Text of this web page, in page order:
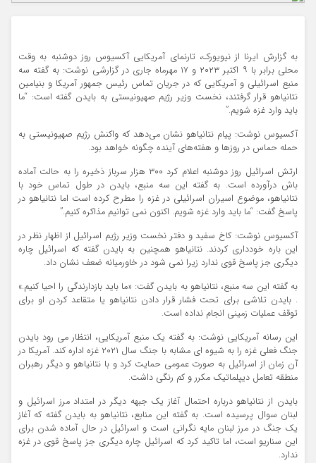
به گزارش ایرنا از نیویورک، تارنمای آمریکایی آکسیوس روز دوشنبه به وقت
محلی برابر با ۹ اکتبر ۲۰۲۳ و ۱۷ مهرماه جاری در گزارشی نوشت: به گفته سه
منبع اسرائیلی و آمریکایی که در جریان تماس رئیس جمهور آمریکا و بنیامین
نتانیاهو قرار گرفتند، نخست وزیر رژیم صهیونیستی به بایدن گفته است: “ما
باید وارد غزه شویم.”
آکسیوس نوشت: پیام نتانیاهو نشان می‌دهد که واکنش رژیم صهیونیستی به
حمله حماس در روزها و هفته‌های آینده چگونه خواهد بود.
ارتش اسرائیل روز دوشنبه اعلام کرد ۳۰۰ هزار سرباز ذخیره را به حالت آماده
باش درآورده است. به گفته این سه منبع، بایدن در طول تماس خود با
نتانیاهو، موضوع اسیران اسرائیلی در غزه را مطرح کرده است اما نتانیاهو در
پاسخ گفت: “ما باید وارد غزه شویم. اکنون نمی توانیم مذاکره کنیم.”
آکسیوس نوشت: کاخ سفید و دفتر نخست وزیر رژیم اسرائیل از اظهار نظر در
این باره خودداری کردند. نتانیاهو همچنین به بایدن گفته که اسرائیل چاره
دیگری جز پاسخ قوی ندارد زیرا نمی شود در خاورمیانه ضعف نشان داد.
به گفته این سه منبع، نتانیاهو به بایدن گفت: «ما باید بازدارندگی را احیا کنیم.»
. بایدن تلاشی برای تحت فشار قرار دادن نتانیاهو یا متقاعد کردن او برای
توقف عملیات زمینی انجام نداده است.
این رسانه آمریکایی نوشت: به گفته یک منبع آمریکایی، انتظار می رود بایدن
جنگ فعلی غزه را به شیوه ای مشابه با جنگ سال ۲۰۲۱ غزه اداره کند. آمریکا در
آن زمان از اسرائیل به صورت عمومی حمایت کرد و با نتانیاهو و دیگر رهبران
منطقه تعامل دیپلماتیک مکرر و کم رنگی داشت.
بایدن از نتانیاهو درباره احتمال آغاز یک جبهه دیگر در امتداد مرز اسرائیل و
لبنان سوال پرسیده است. به گفته این منابع، نتانیاهو به بایدن گفته که آغاز
یک جنگ در مرز لبنان مایه نگرانی است و اسرائیل در حال آماده شدن برای
این سناریو است، اما تاکید کرد که اسرائیل چاره دیگری جز پاسخ قوی در غزه
ندارد.